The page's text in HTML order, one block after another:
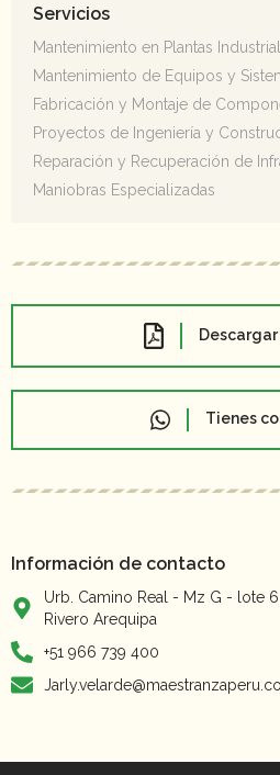
Servicios
Mantenimiento en Plantas
Mantenimiento de Equipos y
Fabricación y Montaje de
Proyectos de Ingeniería y
Reparación y Recuperación de
Maniobras Especializadas
Tienes
Información de contacto
Urb. Camino Real - Mz G - lote
Rivero Arequipa
+51 966 739 400